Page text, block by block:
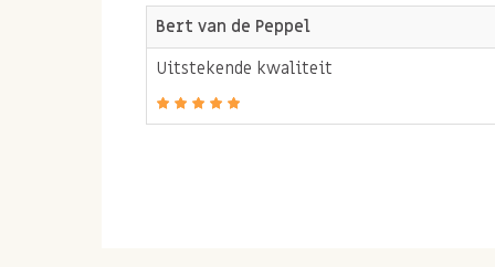
Bert van de Peppel
Uitstekende kwaliteit